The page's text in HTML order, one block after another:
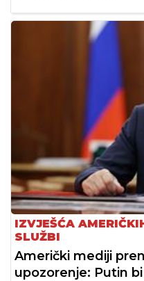
IZVJEŠĆA
SLUŽBI
Američki mediji
upozorenje: Putin